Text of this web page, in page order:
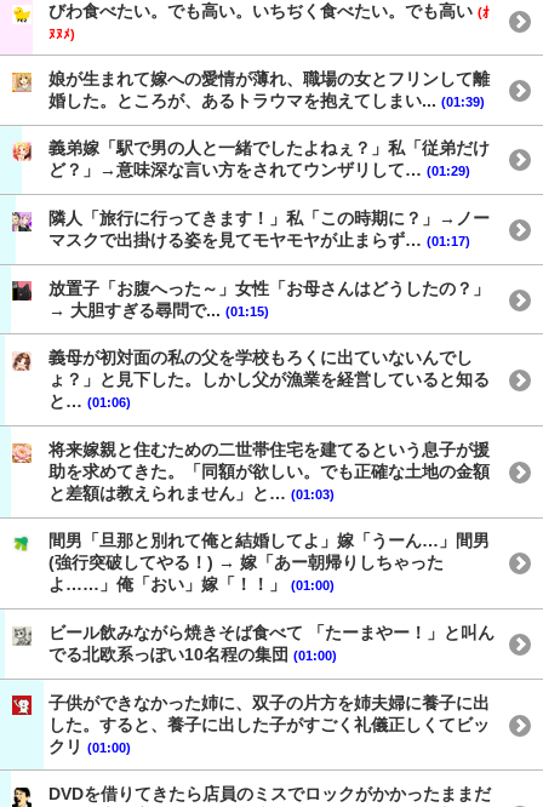
びわ食べたい。でも高い。いちぢく食べたい。でも高い (ｵ
ﾇﾇﾒ)
娘が生まれて嫁への愛情が薄れ、職場の女とフリンして離
婚した。ところが、あるトラウマを抱えてしまい... (01:39)
義弟嫁「駅で男の人と一緒でしたよねぇ？」私「従弟だけ
ど？」→意味深な言い方をされてウンザリして… (01:29)
隣人「旅行に行ってきます！」私「この時期に？」→ノー
マスクで出掛ける姿を見てモヤモヤが止まらず… (01:17)
放置子「お腹へった～」女性「お母さんはどうしたの？」
→ 大胆すぎる尋問で... (01:15)
義母が初対面の私の父を学校もろくに出ていないんでし
ょ？」と見下した。しかし父が漁業を経営していると知る
と… (01:06)
将来嫁親と住むための二世帯住宅を建てるという息子が援
助を求めてきた。「同額が欲しい。でも正確な土地の金額
と差額は教えられません」と… (01:03)
間男「旦那と別れて俺と結婚してよ」嫁「うーん…」間男
(強行突破してやる！) → 嫁「あー朝帰りしちゃった
よ……」俺「おい」嫁「！！」
(01:00)
ビール飲みながら焼きそば食べて 「たーまやー！」と叫ん
でる北欧系っぽい10名程の集団 (01:00)
子供ができなかった姉に、双子の片方を姉夫婦に養子に出
した。すると、養子に出した子がすごく礼儀正しくてビッ
クリ (01:00)
DVDを借りてきたら店員のミスでロックがかかったままだ